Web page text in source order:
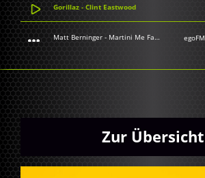
Gorillaz - Clint Eastwood
Matt Berninger - Martini Me Fatso egoFM
Zur Übersicht